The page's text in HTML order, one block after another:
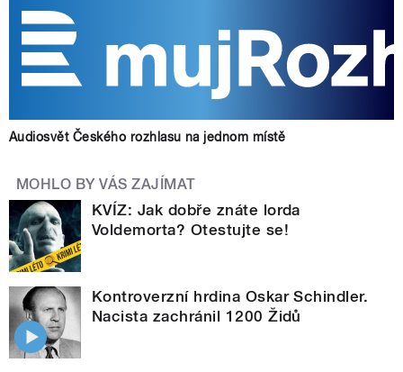
Audiosvět Českého rozhlasu na jednom místě
MOHLO BY VÁS ZAJÍMAT
KVÍZ: Jak dobře znáte lorda
Voldemorta? Otestujte se!
Kontroverzní hrdina Oskar Schindler.
Nacista zachránil 1200 Židů